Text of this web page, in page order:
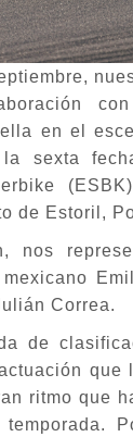
en el
sexta
de Estoril,
nos
Correa.
de
que
ritmo que